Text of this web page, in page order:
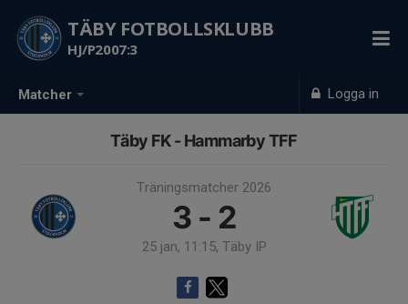
Matcher Logga in
TÄBY FOTBOLLSKLUBB
HJ/P2007:3
Täby FK - Hammarby TFF
Träningsmatcher 2026
3 - 2
25 jan, 11:15, Täby IP